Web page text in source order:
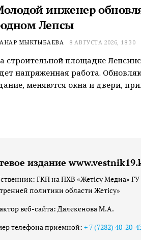
инженер
Лепсы
МЫКТЫБАЕВА 8 АВГУСТА 2026, 18:30
строительной площадке
напряженная работа.
меняются окна и двери,
издание
ГКП на ПХВ «Жетісу Медиа»
политики области Жетісу»
веб-сайта: Далекенова М.А.
телефона приёмной: + 7 (7282) 40-20-